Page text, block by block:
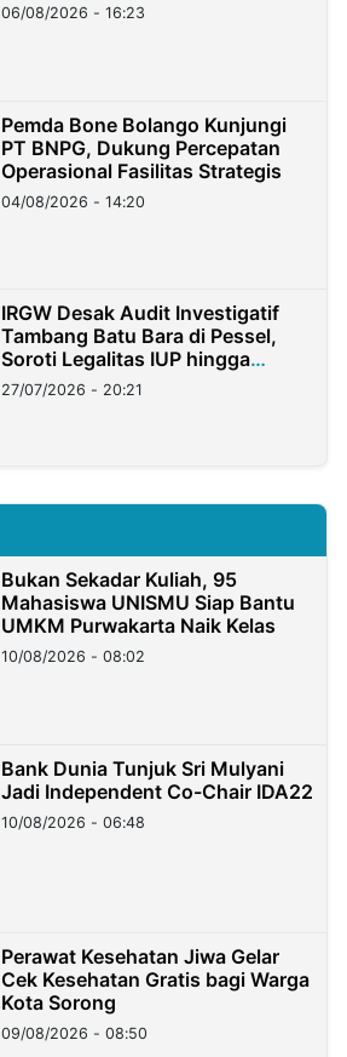
06/08/2026 - 16:23
Pemda Bone Bolango Kunjungi
PT BNPG, Dukung Percepatan
Operasional Fasilitas Strategis
04/08/2026 - 14:20
IRGW Desak Audit Investigatif
Tambang Batu Bara di Pessel,
Soroti Legalitas IUP hingga
Stockpile
27/07/2026 - 20:21
Bukan Sekadar Kuliah, 95
Mahasiswa UNISMU Siap Bantu
UMKM Purwakarta Naik Kelas
10/08/2026 - 08:02
Bank Dunia Tunjuk Sri Mulyani
Jadi Independent Co-Chair IDA22
10/08/2026 - 06:48
Perawat Kesehatan Jiwa Gelar
Cek Kesehatan Gratis bagi Warga
Kota Sorong
09/08/2026 - 08:50